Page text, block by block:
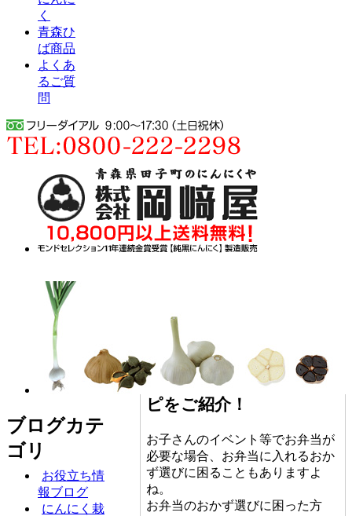
く
青森ひ
ば商品
よくあ
るご質
問
お子さんのお弁当の一品
におすすめ！にんにくを
使った人気のお弁当レシ
ピをご紹介！
お子さんのイベント等でお弁当が
必要な場合、お弁当に入れるおか
ず選びに困ることもありますよ
ね。
お弁当のおかず選びに困った方
ブログカテ
ゴリ
お役立ち情
報ブログ
にんにく栽